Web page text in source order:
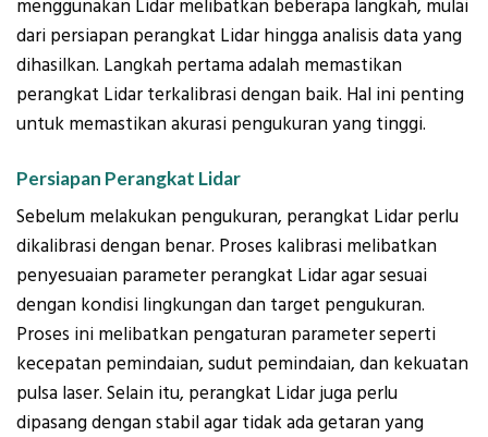
menggunakan Lidar melibatkan beberapa langkah, mulai
dari persiapan perangkat Lidar hingga analisis data yang
dihasilkan. Langkah pertama adalah memastikan
perangkat Lidar terkalibrasi dengan baik. Hal ini penting
untuk memastikan akurasi pengukuran yang tinggi.
Persiapan Perangkat Lidar
Sebelum melakukan pengukuran, perangkat Lidar perlu
dikalibrasi dengan benar. Proses kalibrasi melibatkan
penyesuaian parameter perangkat Lidar agar sesuai
dengan kondisi lingkungan dan target pengukuran.
Proses ini melibatkan pengaturan parameter seperti
kecepatan pemindaian, sudut pemindaian, dan kekuatan
pulsa laser. Selain itu, perangkat Lidar juga perlu
dipasang dengan stabil agar tidak ada getaran yang